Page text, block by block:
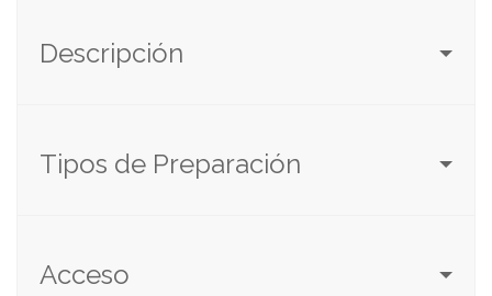
Descripción
Tipos de Preparación
Acceso